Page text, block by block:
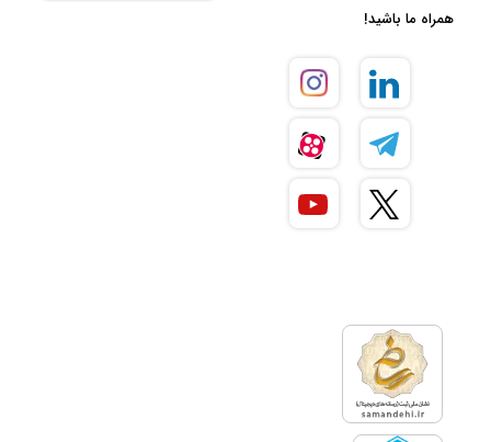
همراه ما باشید!